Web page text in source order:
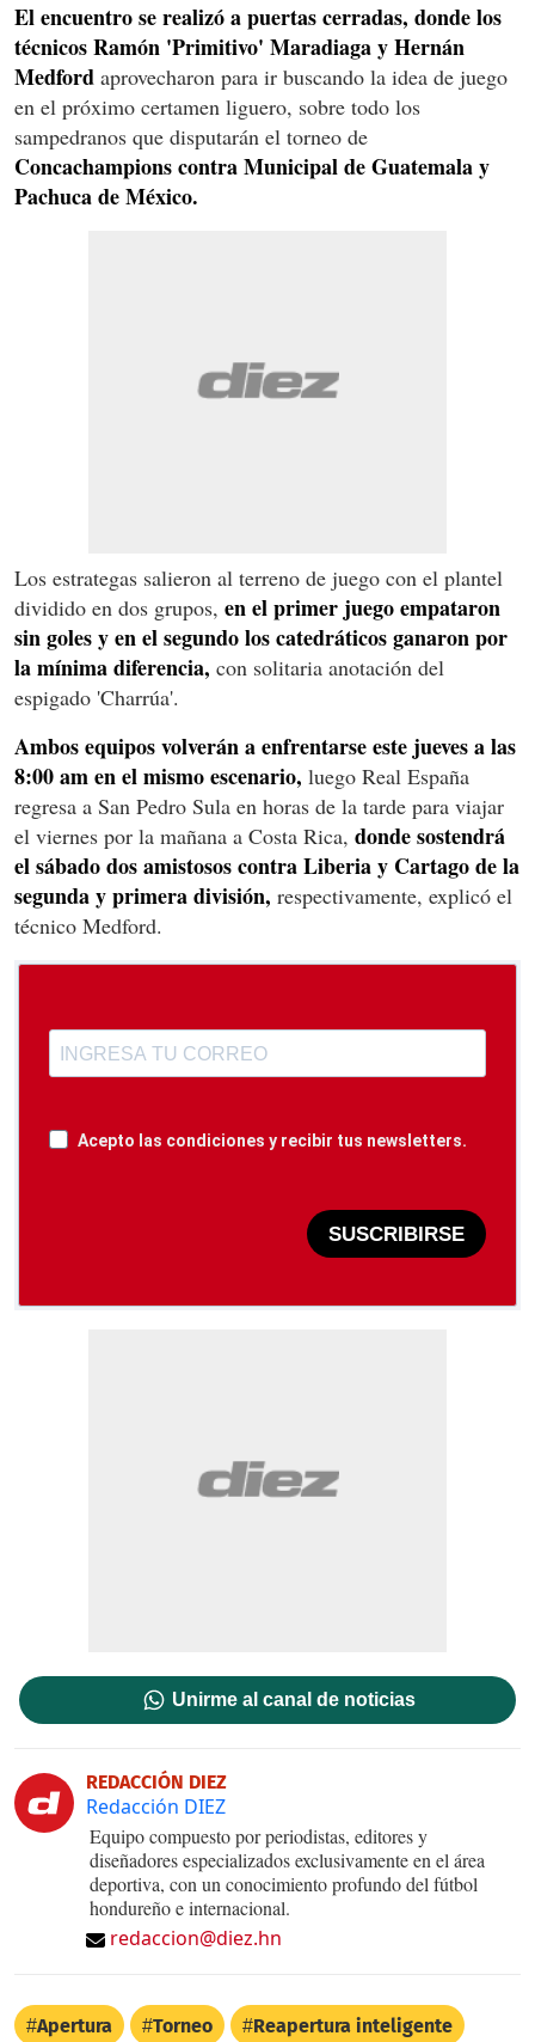
El encuentro se realizó a puertas cerradas, donde los
técnicos Ramón 'Primitivo' Maradiaga y Hernán
Medford aprovecharon para ir buscando la idea de juego
en el próximo certamen liguero, sobre todo los
sampedranos que disputarán el torneo de
Concachampions contra Municipal de Guatemala y
Pachuca de México.
Los estrategas salieron al terreno de juego con el plantel
dividido en dos grupos, en el primer juego empataron
sin goles y en el segundo los catedráticos ganaron por
la mínima diferencia, con solitaria anotación del
espigado 'Charrúa'.
Ambos equipos volverán a enfrentarse este jueves a las
8:00 am en el mismo escenario, luego Real España
regresa a San Pedro Sula en horas de la tarde para viajar
el viernes por la mañana a Costa Rica, donde sostendrá
el sábado dos amistosos contra Liberia y Cartago de la
segunda y primera división, respectivamente, explicó el
técnico Medford.
Acepto las condiciones y recibir tus newsletters.
SUSCRIBIRSE
Unirme al canal de noticias
REDACCIÓN DIEZ
Redacción DIEZ
Equipo compuesto por periodistas, editores y
diseñadores especializados exclusivamente en el área
deportiva, con un conocimiento profundo del fútbol
hondureño e internacional.
redaccion@diez.hn
Apertura Torneo Reapertura inteligente